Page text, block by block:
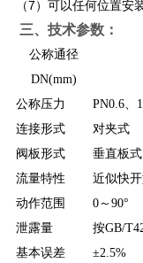
（7）可以任何位置安
​​​ 三、技术参数：
公称通径
DN(mm)
公称压力
PN0.6、
连接形式
对夹式
阀板形式
垂直板式
流量特性
近似快
动作范围
0～90°
泄露量
按GB/
基本误差
±2.5%